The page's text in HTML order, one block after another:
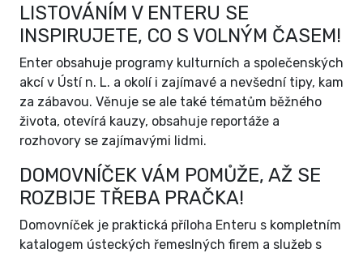
LISTOVÁNÍM V ENTERU SE
INSPIRUJETE, CO S VOLNÝM ČASEM!
Enter obsahuje programy kulturních a společenských
akcí v Ústí n. L. a okolí i zajímavé a nevšední tipy, kam
za zábavou. Věnuje se ale také tématům běžného
života, otevírá kauzy, obsahuje reportáže a
rozhovory se zajímavými lidmi.
DOMOVNÍČEK VÁM POMŮŽE, AŽ SE
ROZBIJE TŘEBA PRAČKA!
Domovníček je praktická příloha Enteru s kompletním
katalogem ústeckých řemeslných firem a služeb s